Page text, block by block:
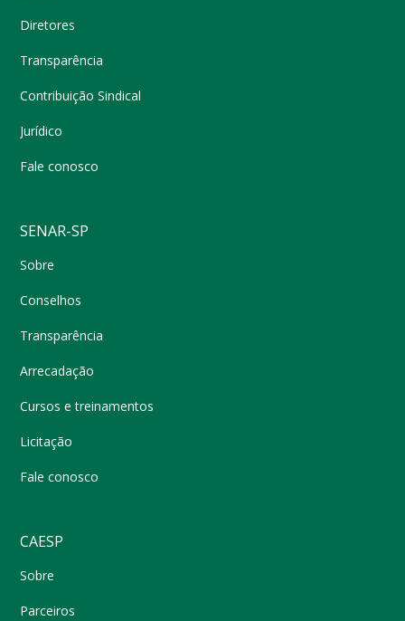
Diretores
Transparência
Contribuição Sindical
Jurídico
Fale conosco
SENAR-SP
Sobre
Conselhos
Transparência
Arrecadação
Cursos e treinamentos
Licitação
Fale conosco
CAESP
Sobre
Parceiros